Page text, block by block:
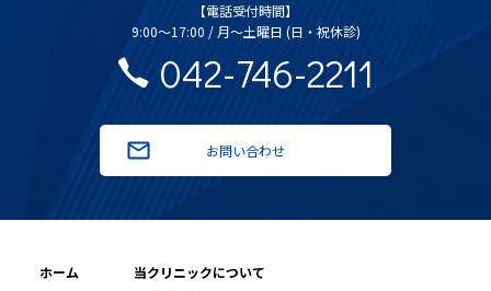
【電話受付時間】
9:00～17:00 / 月～土曜日 (日・祝休診)
042-746-2211
お問い合わせ
ホーム
当クリニックについて